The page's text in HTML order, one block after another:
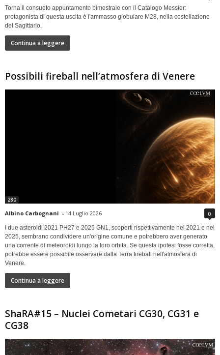
Torna il consueto appuntamento bimestrale con il Catalogo Messier:
protagonista di questa uscita è l'ammasso globulare M28, nella costellazione
del Sagittario.
Continua a leggere
Possibili fireball nell’atmosfera di Venere
280
Albino Carbognani - 14 Luglio 2026 0
I due asteroidi 2021 PH27 e 2025 GN1, scoperti rispettivamente nel 2021 e nel
2025, sembrano condividere un'origine comune e potrebbero aver generato
una corrente di meteoroidi lungo la loro orbita. Se questa ipotesi fosse corretta,
potrebbe essere possibile osservare dalla Terra fireball nell'atmosfera di
Venere.
Continua a leggere
ShaRA#15 – Nuclei Cometari CG30, CG31 e
CG38